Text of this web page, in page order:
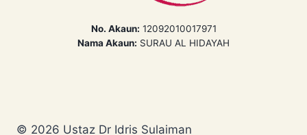
No. Akaun: 12092010017971
Nama Akaun: SURAU AL HIDAYAH
© 2026 Ustaz Dr Idris Sulaiman